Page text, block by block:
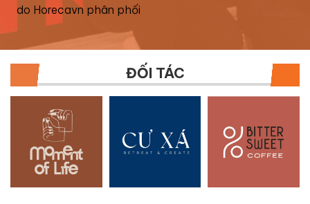
do Horecavn phân phối
ĐỐI TÁC